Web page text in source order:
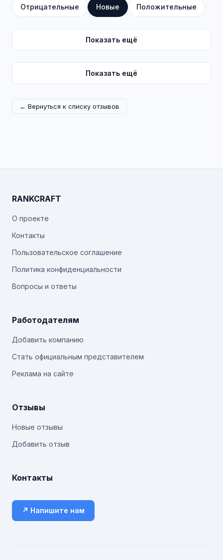
Отрицательные Новые Положительные
Показать ещё
Показать ещё
← Вернуться к списку отзывов
RANKCRAFT
О проекте
Контакты
Пользовательское соглашение
Политика конфиденциальности
Вопросы и ответы
Работодателям
Добавить компанию
Стать официальным представителем
Реклама на сайте
Отзывы
Новые отзывы
Добавить отзыв
Контакты
↗ Напишите нам